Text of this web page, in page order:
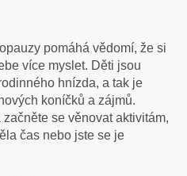
pomáhá vědomí, že si
více myslet. Děti jsou
hnízda, a tak je
koníčků a zájmů.
se věnovat aktivitám,
čas nebo jste se je